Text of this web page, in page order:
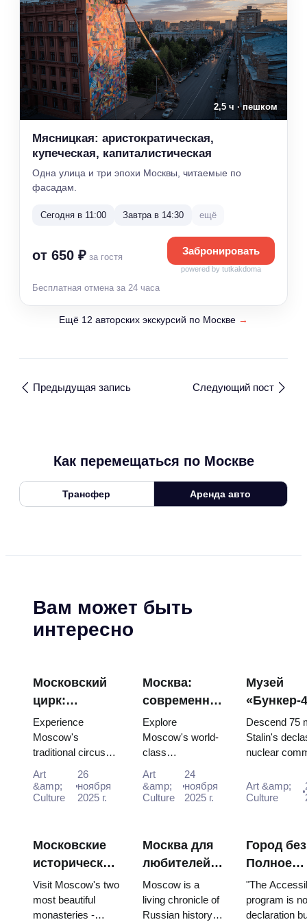
2,5 ч · пешком
Мясницкая: аристократическая,
купеческая, капиталистическая
Одна улица и три эпохи Москвы, читаемые по
фасадам.
Сегодня в 11:00 Завтра в 14:30 ещё
от 650 ₽ за гостя
Забронировать
powered by tutkakdoma
Бесплатная отмена за 24 часа
Ещё 12 авторских экскурсий по Москве →
Предыдущая запись Следующий пост
Как перемещаться по Москве
Трансфер Аренда авто
Вам может быть
интересно
Московский
цирк:
традиционное
русское
развлечение
с пассом
Experience
Moscow's
traditional circus
the Moscow Pass,
gaining easy
Art
&amp;
Culture
26
ноября
2025 г.
Москва:
современное
искусство и
галереи с
Moscow Pass
(2025–2026)
Explore
Moscow's world-
class
scene for free:
GES-2 House of
Winzavod all inc...
Art
&amp;
Culture
24
ноября
2025 г.
Музей
«Бункер-
Москву
Descend 75
Stalin's
nuclear
interactive
Strike" show
Art &amp;
Culture
Московские
исторические
монастыри:
Новодевичий
и Донской с
Visit Moscow's two
most beautiful
monasteries -
Москва для
любителей
истории:
Полный
таймлайн-
Moscow is a
living chronicle of
Russian history,
Город
Полное
Москве
"The
program is
declaration